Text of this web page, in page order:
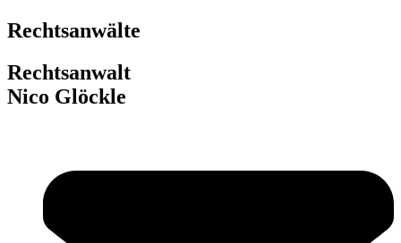
Rechtsanwälte
Rechtsanwalt
Nico Glöckle